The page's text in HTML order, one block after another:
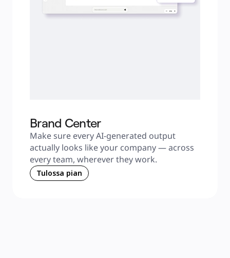
Brand Center
Make sure every AI-generated output
actually looks like your company — across
every team, wherever they work.
Tulossa pian